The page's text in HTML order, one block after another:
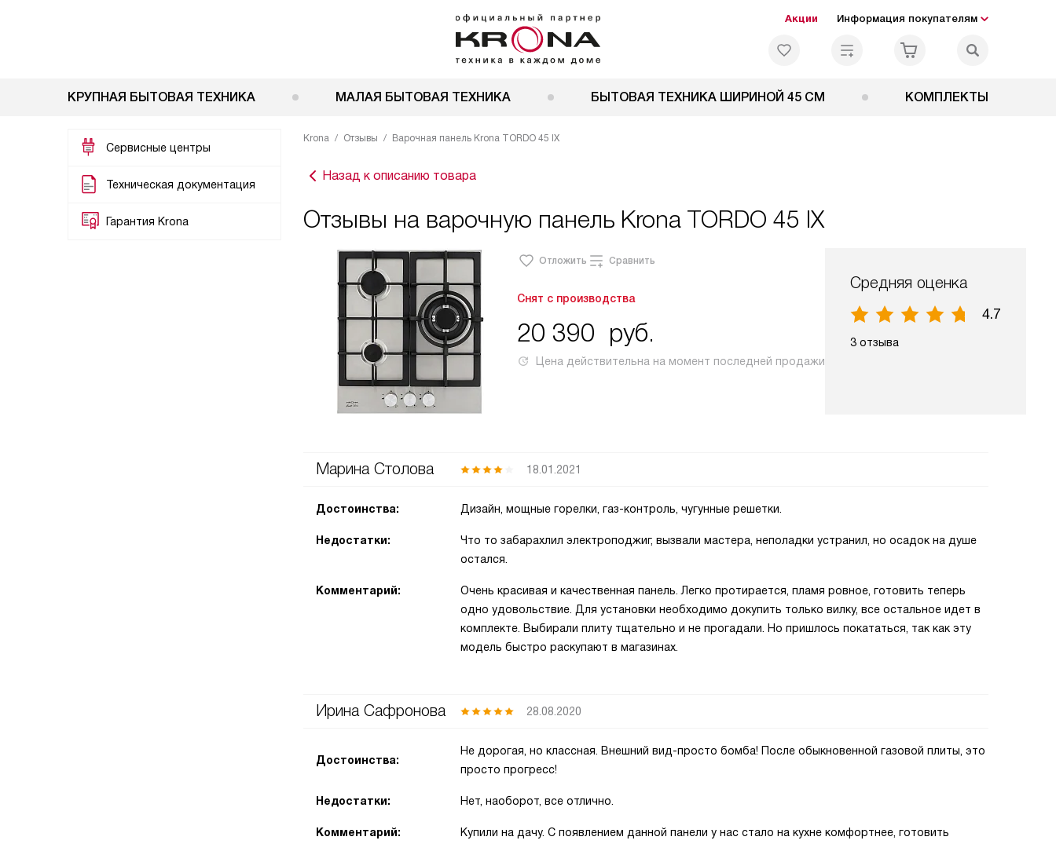
Акции Информация покупателям
КРУПНАЯ БЫТОВАЯ ТЕХНИКА МАЛАЯ БЫТОВАЯ ТЕХНИКА БЫТОВАЯ ТЕХНИКА ШИРИНОЙ 45 СМ КОМПЛЕКТЫ
Сервисные центры
Техническая документация
Гарантия Krona
Krona Отзывы Варочная панель Krona TORDO 45 IX
Назад к описанию товара
Отзывы на варочную панель Krona TORDO 45 IX
Отложить Сравнить
Снят с производства
20 390 руб.
Цена действительна на момент последней продажи
Средняя оценка
4.7
3 отзыва
Марина Столова 18.01.2021
Достоинства: Дизайн, мощные горелки, газ-контроль, чугунные решетки.
Недостатки:
Что то забарахлил электроподжиг, вызвали мастера, неполадки устранил, но осадок на душе
остался.
Комментарий:
Очень красивая и качественная панель. Легко протирается, пламя ровное, готовить теперь
одно удовольствие. Для установки необходимо докупить только вилку, все остальное идет в
комплекте. Выбирали плиту тщательно и не прогадали. Но пришлось покататься, так как эту
модель быстро раскупают в магазинах.
Ирина Сафронова 28.08.2020
Достоинства:
Не дорогая, но классная. Внешний вид-просто бомба! После обыкновенной газовой плиты, это
просто прогресс!
Недостатки: Нет, наоборот, все отлично.
Комментарий:
Купили на дачу. С появлением данной панели у нас стало на кухне комфортнее, готовить